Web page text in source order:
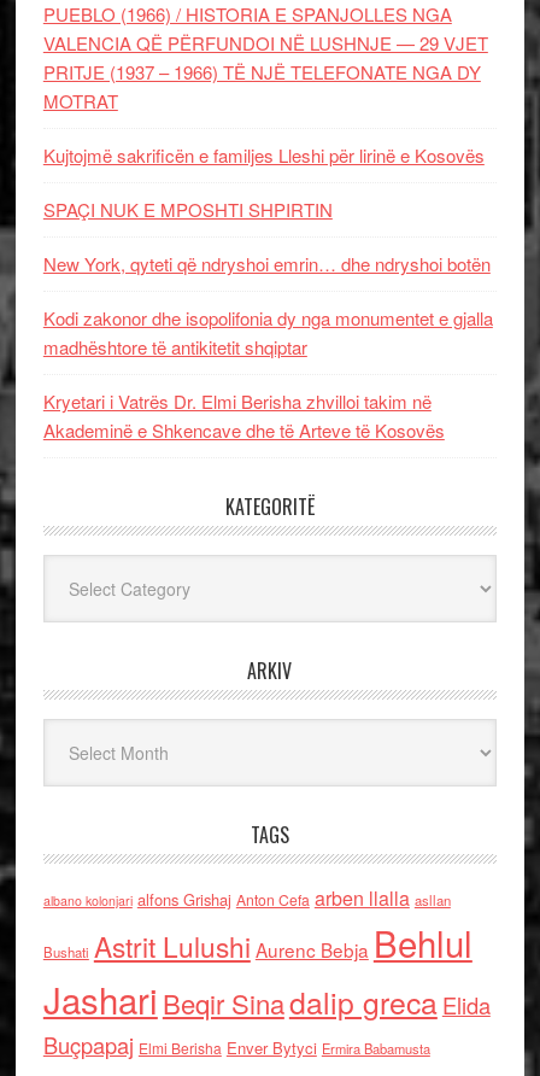
PUEBLO (1966) / HISTORIA E SPANJOLLES NGA
VALENCIA QË PËRFUNDOI NË LUSHNJE — 29 VJET
PRITJE (1937 – 1966) TË NJË TELEFONATE NGA DY
MOTRAT
Kujtojmë sakrificën e familjes Lleshi për lirinë e Kosovës
SPAÇI NUK E MPOSHTI SHPIRTIN
New York, qyteti që ndryshoi emrin… dhe ndryshoi botën
Kodi zakonor dhe isopolifonia dy nga monumentet e gjalla
madhështore të antikitetit shqiptar
Kryetari i Vatrës Dr. Elmi Berisha zhvilloi takim në
Akademinë e Shkencave dhe të Arteve të Kosovës
KATEGORITË
ARKIV
TAGS
albano kolonjari alfons Grishaj Anton Cefa arben llalla asllan
Bushati Astrit Lulushi Aurenc Bebja Behlul
Jashari Beqir Sinadalip grecaElida
Buçpapaj Elmi Berisha Enver Bytyci Ermira Babamusta